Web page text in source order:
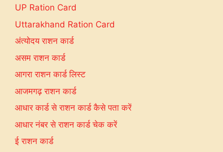
UP Ration Card
Uttarakhand Ration Card
अंत्योदय राशन कार्ड
असम राशन कार्ड
आगरा राशन कार्ड लिस्ट
आजमगढ़ राशन कार्ड
आधार कार्ड से राशन कार्ड कैसे पता करें
आधार नंबर से राशन कार्ड चेक करें
ई राशन कार्ड